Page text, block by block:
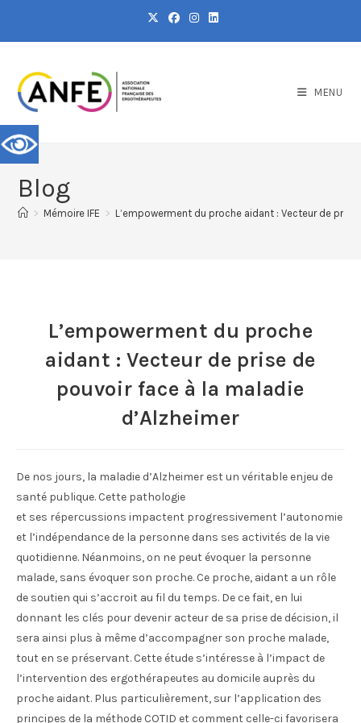
MENU
Blog
> Mémoire IFE > L’empowerment du proche aidant : Vecteur de
L’empowerment du proche
aidant : Vecteur de prise de
pouvoir face à la maladie
d’Alzheimer
De nos jours, la maladie d’Alzheimer est un véritable enjeu de
santé publique. Cette pathologie
et ses répercussions impactent progressivement l’autonomie
et l’indépendance de la personne dans ses activités de la vie
quotidienne. Néanmoins, on ne peut évoquer la personne
malade, sans évoquer son proche. Ce proche, aidant a un rôle
de soutien qui s’accroit au fil du temps. De ce fait, en lui
donnant les clés pour devenir acteur de sa prise de décision, il
sera ainsi plus à même d’accompagner son proche malade,
tout en se préservant. Cette étude s’intéresse à l’impact de
l’intervention des ergothérapeutes au domicile auprès du
proche aidant. Plus particulièrement, sur l’application des
principes de la méthode COTID et comment celle-ci favorisera